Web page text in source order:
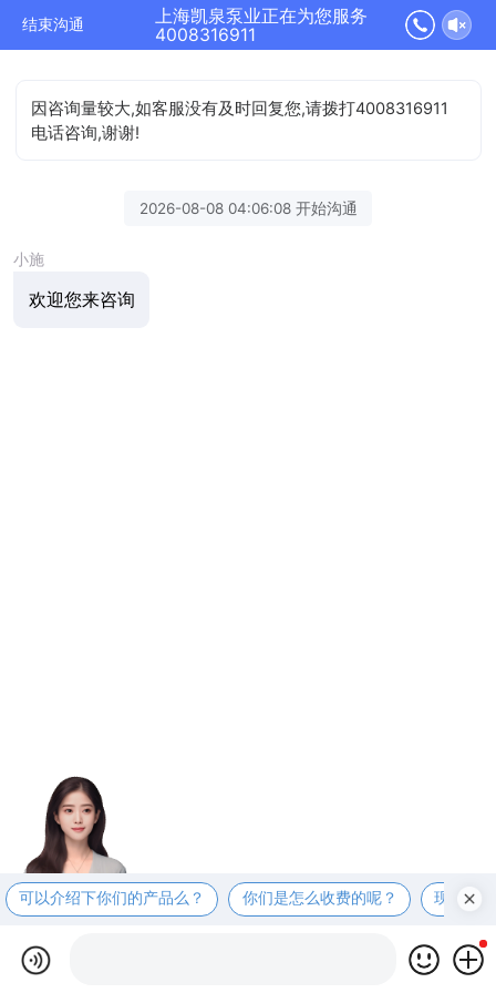
结束沟通
上海凯泉泵业正在为您服务
4008316911
因咨询量较大,如客服没有及时回复您,请拨打4008316911
电话咨询,谢谢!
2026-08-08 04:06:08 开始沟通
小施
欢迎您来咨询
可以介绍下你们的产品么？ 你们是怎么收费的呢？ 现在有